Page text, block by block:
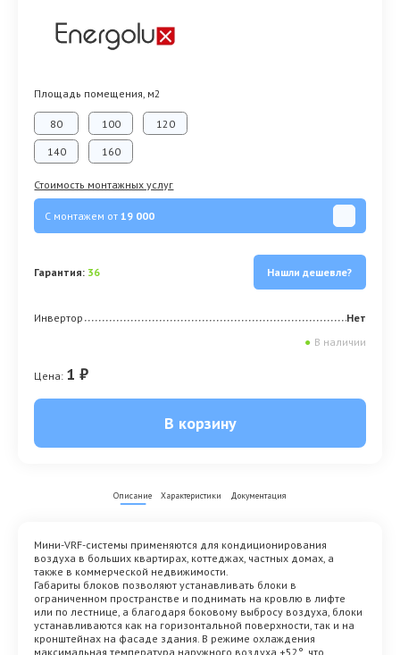
Площадь помещения, м2
80 100 120
140 160
Стоимость монтажных услуг
С монтажем от19 000
Гарантия: 36 Нашли дешевле?
Инвертор
Нет
● В наличии
Цена: 1 ₽
В корзину
Описание Характеристики Документация
Мини-VRF-системы применяются для кондиционирования
воздуха в больших квартирах, коттеджах, частных домах, а
также в коммерческой недвижимости.
Габариты блоков позволяют устанавливать блоки в
ограниченном пространстве и поднимать на кровлю в лифте
или по лестнице, а благодаря боковому выбросу воздуха, блоки
устанавливаются как на горизонтальной поверхности, так и на
кронштейнах на фасаде здания. В режиме охлаждения
максимальная температура наружного воздуха +52°, что